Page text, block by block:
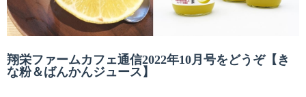
翔栄ファームカフェ通信2022年10月号をどうぞ【き
な粉＆ばんかんジュース】